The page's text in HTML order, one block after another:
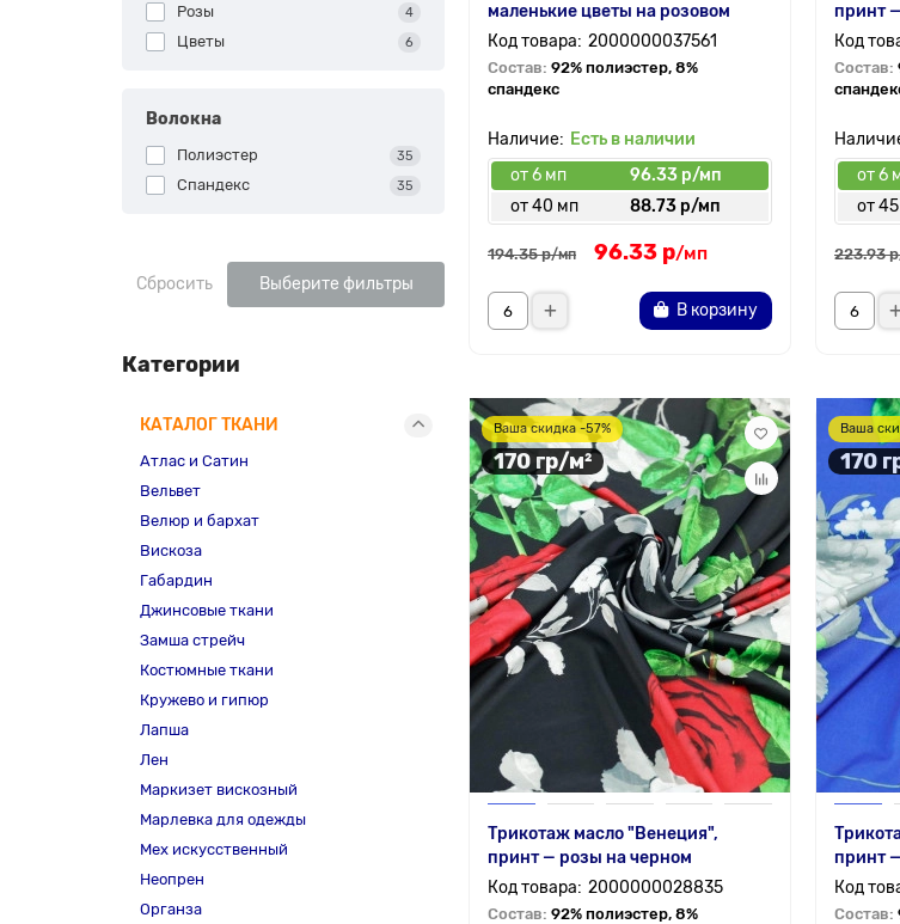
Розы 4
Цветы 6
Волокна
Полиэстер 35
Спандекс 35
Сбросить Выберите фильтры
Категории
КАТАЛОГ ТКАНИ
Атлас и Сатин
Вельвет
Велюр и бархат
Вискоза
Габардин
Джинсовые ткани
Замша стрейч
Костюмные ткани
Кружево и гипюр
Лапша
Лен
Маркизет вискозный
Марлевка для одежды
Мех искусственный
Неопрен
Органза
маленькие цветы на розовом
2000000037561
Состав: 92% полиэстер, 8%
спандекс
Есть в наличии
от 6 мп
96.33 р/мп
от 40 мп
88.73 р/мп
194.35 р/мп 96.33 р/мп
В корзину
принт
Состав:
от 6
от
223.93 р
Ваша скидка -57%
170 гр/м²
Трикотаж масло "Венеция",
принт — розы на черном
2000000028835
Состав: 92% полиэстер, 8%
Ваша
170
принт
Состав: